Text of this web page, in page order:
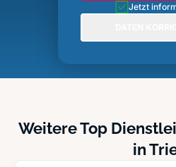
Jetzt
Weitere Top
in